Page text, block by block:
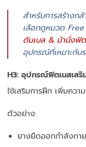
สำหรับการสร้างก
เลือกดูหมวด
ดัมเบล & ม้านั่งฟิ
อุปกรณ์ที่เหมาะกั
H3: อุปกรณ์ฟิตเนสเส
ใช้เสริมการฝึก เพิ่มควา
ตัวอย่าง:
ยางยืดออกกำลังกาย